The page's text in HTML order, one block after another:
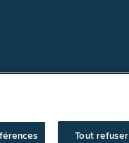
Tout refuser